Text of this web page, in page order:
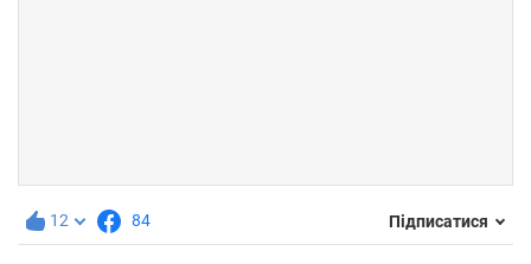
12 84 Підписатися